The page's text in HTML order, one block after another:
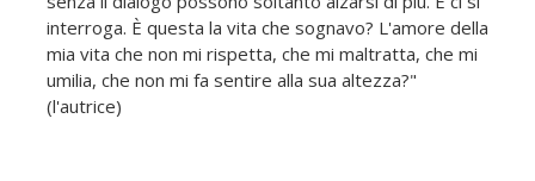
interroga. È questa la vita che sognavo? L'amore della
mia vita che non mi rispetta, che mi maltratta, che mi
umilia, che non mi fa sentire alla sua altezza?"
(l'autrice)